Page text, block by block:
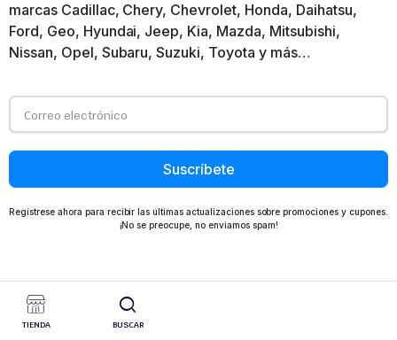
marcas Cadillac, Chery, Chevrolet, Honda, Daihatsu,
Ford, Geo, Hyundai, Jeep, Kia, Mazda, Mitsubishi,
Nissan, Opel, Subaru, Suzuki, Toyota y más…
Suscríbete
Regístrese ahora para recibir las últimas actualizaciones sobre promociones y cupones.
¡No se preocupe, no enviamos spam!
TIENDA BUSCAR